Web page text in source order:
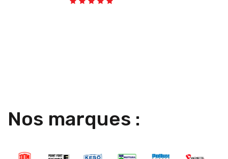
Nos marques :